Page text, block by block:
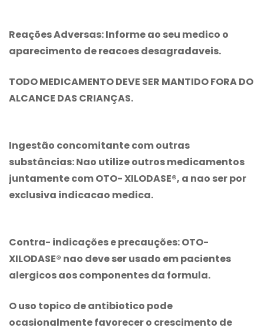
Reações Adversas: Informe ao seu medico o
aparecimento de reacoes desagradaveis.
TODO MEDICAMENTO DEVE SER MANTIDO FORA DO
ALCANCE DAS CRIANÇAS.
Ingestão concomitante com outras
substâncias: Nao utilize outros medicamentos
juntamente com OTO- XILODASE®, a nao ser por
exclusiva indicacao medica.
Contra- indicações e precauções:OTO-
XILODASE® nao deve ser usado em pacientes
alergicos aos componentes da formula.
O uso topico de antibiotico pode
ocasionalmente favorecer o crescimento de